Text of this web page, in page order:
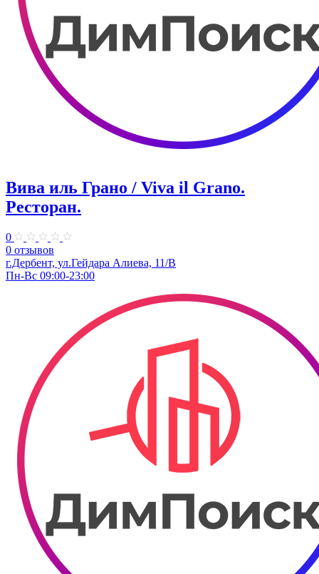
Вива иль Грано / Viva il Grano.
Ресторан.
0
0 отзывов
г.Дербент, ул.Гейдара Алиева, 11/В
Пн-Вс 09:00-23:00